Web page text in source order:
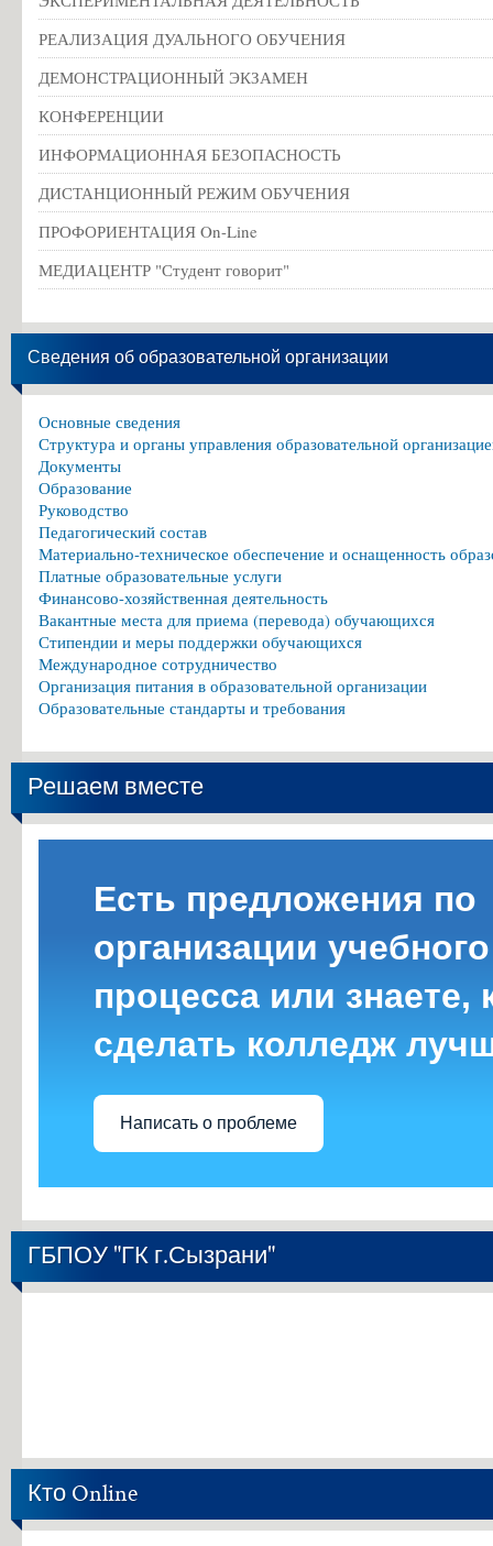
РЕАЛИЗАЦИЯ ДУАЛЬНОГО ОБУЧЕНИЯ
ДЕМОНСТРАЦИОННЫЙ ЭКЗАМЕН
КОНФЕРЕНЦИИ
ИНФОРМАЦИОННАЯ БЕЗОПАСНОСТЬ
ДИСТАНЦИОННЫЙ РЕЖИМ ОБУЧЕНИЯ
ПРОФОРИЕНТАЦИЯ On-Line
МЕДИАЦЕНТР "Студент говорит"
Сведения об образовательной организации
Основные сведения
Структура и органы управления образовательной
Документы
Образование
Руководство
Педагогический состав
Материально-техническое обеспечение и оснащенность
Платные образовательные услуги
Финансово-хозяйственная деятельность
Вакантные места для приема (перевода) обучающихся
Стипендии и меры поддержки обучающихся
Международное сотрудничество
Организация питания в образовательной организации
Образовательные стандарты и требования
Решаем вместе
Есть предложения по
организации учебного
процесса или знаете,
сделать колледж
Написать о проблеме
ГБПОУ "ГК г.Сызрани"
Кто Online